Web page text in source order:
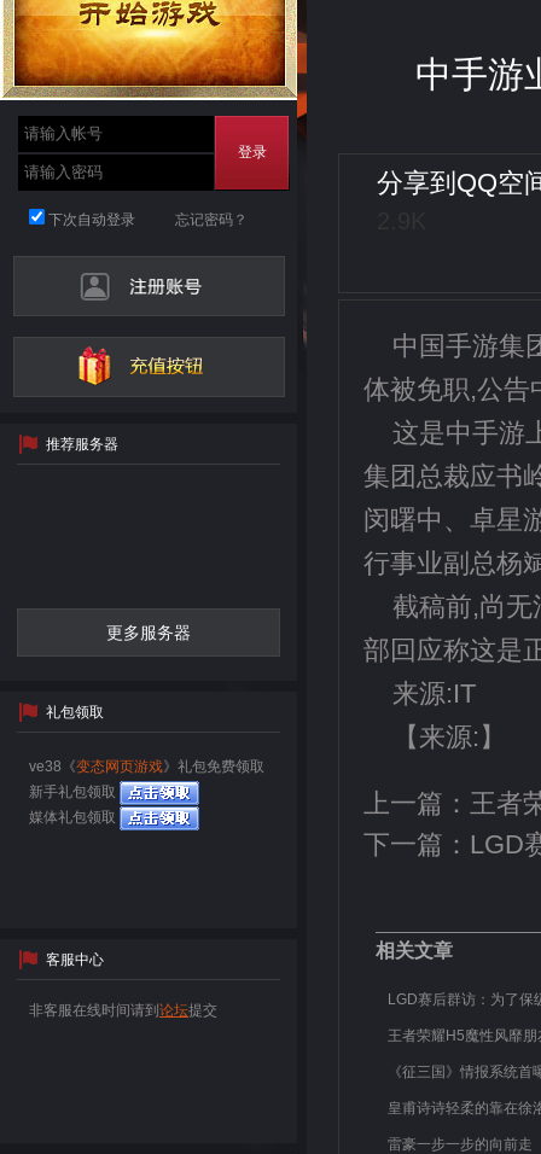
下次自动登录 忘记密码？
登录
推荐服务器
更多服务器
礼包领取
ve38《变态网页游戏》礼包免费领取
新手礼包领取
媒体礼包领取
客服中心
非客服在线时间请到 论坛提交
中手游
分享到 QQ空
中国手游集
体被免职,公告
这是中手游
集团总裁应书
闵曙中、卓星
行事业副总杨
截稿前,尚无
部回应称这是
来源:IT
【来源:】
上一篇： 王者
下一篇： LGD
相关文章
LGD赛后群访：为了保
王者荣耀H5魔性风靡
《征三国》情报系统
皇甫诗诗轻柔的靠在徐
雷豪一步一步的向前走